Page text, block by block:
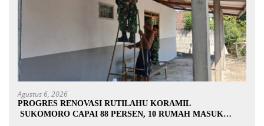
Agustus 6, 2026
PROGRES RENOVASI RUTILAHU KORAMIL
SUKOMORO CAPAI 88 PERSEN, 10 RUMAH MASUK